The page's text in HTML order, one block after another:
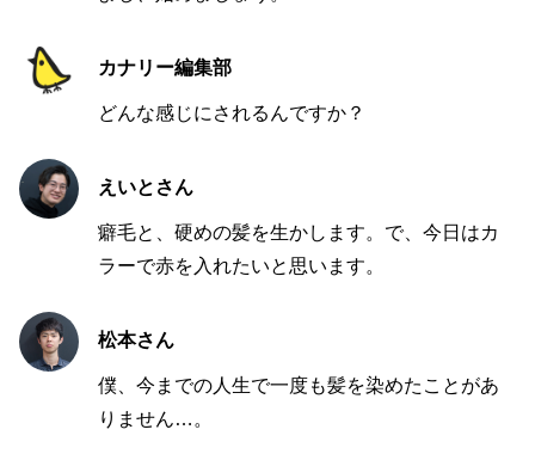
カナリー編集部
どんな感じにされるんですか？
えいとさん
癖毛と、硬めの髪を生かします。で、今日はカ
ラーで赤を入れたいと思います。
松本さん
僕、今までの人生で一度も髪を染めたことがあ
りません…。